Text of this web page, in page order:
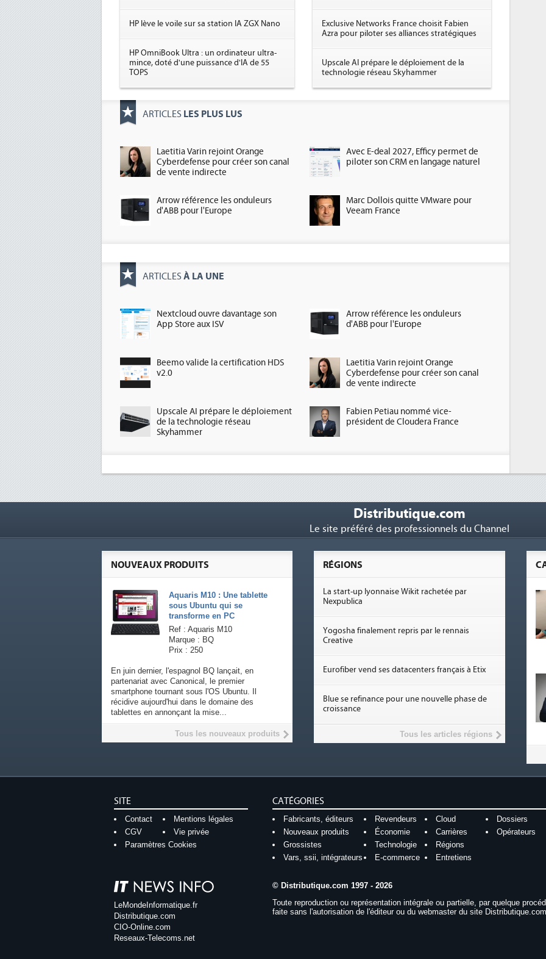
HP lève le voile sur sa station IA ZGX Nano
HP OmniBook Ultra : un ordinateur ultra-
mince, doté d'une puissance d'IA de 55
TOPS
Exclusive Networks France choisit Fabien
Azra pour piloter ses alliances stratégiques
Upscale AI prépare le déploiement de la
technologie réseau Skyhammer
ARTICLES LES PLUS LUS
Laetitia Varin rejoint Orange
Cyberdefense pour créer son canal
de vente indirecte
Avec E-deal 2027, Efficy permet de
piloter son CRM en langage naturel
Arrow référence les onduleurs
d'ABB pour l'Europe
Marc Dollois quitte VMware pour
Veeam France
ARTICLES À LA UNE
Nextcloud ouvre davantage son
App Store aux ISV
Arrow référence les onduleurs
d'ABB pour l'Europe
Beemo valide la certification HDS
v2.0
Laetitia Varin rejoint Orange
Cyberdefense pour créer son canal
de vente indirecte
Upscale AI prépare le déploiement
de la technologie réseau
Skyhammer
Fabien Petiau nommé vice-
président de Cloudera France
Distributique.com
Le site préféré des professionnels du Channel
NOUVEAUX PRODUITS
Aquaris M10 : Une tablette
sous Ubuntu qui se
transforme en PC
Ref : Aquaris M10
Marque : BQ
Prix : 250
En juin dernier, l'espagnol BQ lançait, en
partenariat avec Canonical, le premier
smartphone tournant sous l'OS Ubuntu. Il
récidive aujourd'hui dans le domaine des
tablettes en annonçant la mise...
Tous les nouveaux produits
RÉGIONS
La start-up lyonnaise Wikit rachetée par
Nexpublica
Yogosha finalement repris par le rennais
Creative
Eurofiber vend ses datacenters français à Etix
Blue se refinance pour une nouvelle phase de
croissance
Tous les articles régions
SITE
Contact
Mentions légales
CGV
Vie privée
Paramètres Cookies
CATÉGORIES
Fabricants, éditeurs Revendeurs Cloud
Dossiers
Nouveaux produits
Économie Carrières
Opérateurs
Grossistes
Technologie
Régions
Vars, ssii, intégrateurs
E-commerce Entretiens
LeMondeInformatique.fr
Distributique.com
CIO-Online.com
Reseaux-Telecoms.net
© Distributique.com 1997 - 2026
Toute reproduction ou représentation intégrale ou partielle, par quelque
faite sans l'autorisation de l'éditeur ou du webmaster du site